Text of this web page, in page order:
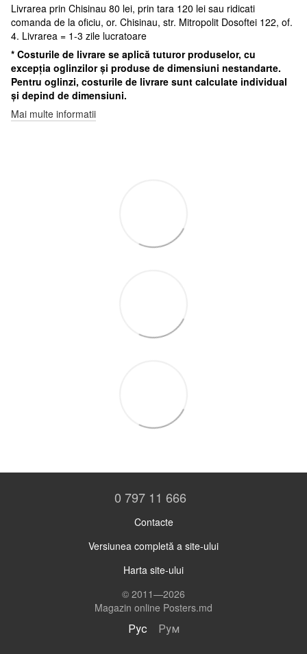
Livrarea prin Chisinau 80 lei, prin tara 120 lei sau ridicati
comanda de la oficiu, or. Chisinau, str. Mitropolit Dosoftei 122, of.
4. Livrarea = 1-3 zile lucratoare
* Costurile de livrare se aplică tuturor produselor, cu
excepția oglinzilor și produse de dimensiuni nestandarte.
Pentru oglinzi, costurile de livrare sunt calculate individual
și depind de dimensiuni.
Mai multe informatii
0 797 11 666
Contacte
Versiunea completă a site-ului
Harta site-ului
© 2011—2026
Magazin online Posters.md
Рус Рум